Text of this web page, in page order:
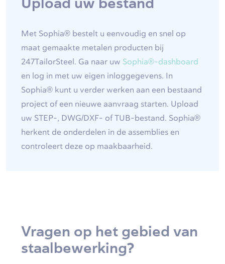
Met Sophia® bestelt u eenvoudig en snel op
maat gemaakte metalen producten bij
247TailorSteel. Ga naar uw Sophia®-dashboard
en log in met uw eigen inloggegevens. In
Sophia® kunt u verder werken aan een bestaand
project of een nieuwe aanvraag starten. Upload
uw STEP-, DWG/DXF- of TUB-bestand. Sophia®
herkent de onderdelen in de assemblies en
controleert deze op maakbaarheid.
Vragen op het gebied van
staalbewerking?